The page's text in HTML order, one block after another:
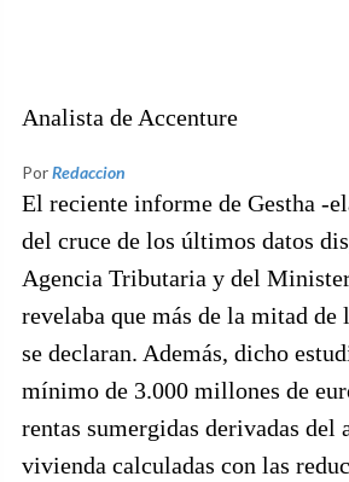
Analista de Accenture
PorRedaccion
El reciente informe de Gestha -
del cruce de los últimos datos
Agencia Tributaria y del
revelaba que más de la mitad de
se declaran. Además, dicho
mínimo de 3.000 millones de
rentas sumergidas derivadas del
vivienda calculadas con las